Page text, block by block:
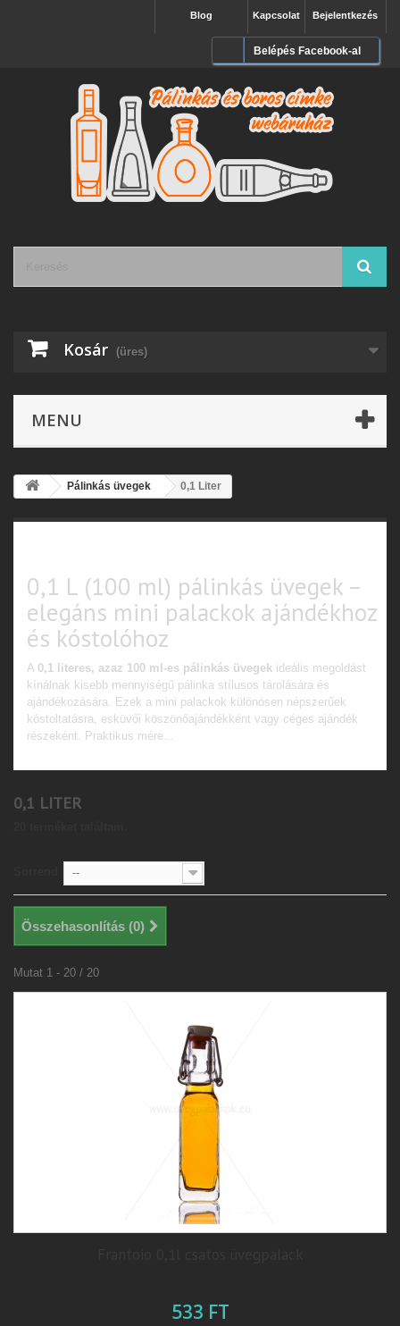
Bejelentkezés
Kapcsolat
Blog
Belépés Facebook-al
Kosár (üres)
MENU
Pálinkás üvegek 0,1 Liter
0,1 L (100 ml) pálinkás üvegek –
elegáns mini palackok ajándékhoz
és kóstolóhoz
A 0,1 literes, azaz 100 ml-es pálinkás üvegek ideális megoldást
kínálnak kisebb mennyiségű pálinka stílusos tárolására és
ajándékozására. Ezek a mini palackok különösen népszerűek
kóstoltatásra, esküvői köszönőajándékként vagy céges ajándék
részeként. Praktikus mére...
0,1 LITER
--
Összehasonlítás (0)
Mutat 1 - 20 / 20
533 FT